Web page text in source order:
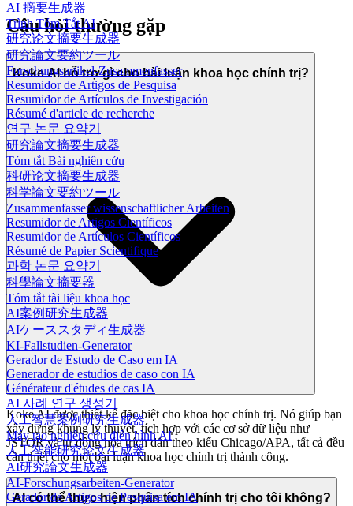
AI 摘要生成器
Trình Tóm Tắt AI
研究论文摘要生成器
研究論文要約ツール
Forschungsartikel-Zusammenfasser
Resumidor de Artigos de Pesquisa
Resumidor de Artículos de Investigación
Résumé d'article de recherche
연구 논문 요약기
研究論文摘要生成器
Tóm tắt Bài nghiên cứu
科研论文摘要生成器
科学論文要約ツール
Zusammenfasser wissenschaftlicher Arbeiten
Resumidor de Artigos Científicos
Resumidor de Artículos Científicos
Résumé de Papier Scientifique
과학 논문 요약기
科學論文摘要器
Tóm tắt tài liệu khoa học
AI案例研究生成器
AIケーススタディ生成器
KI-Fallstudien-Generator
Gerador de Estudo de Caso em IA
Generador de estudios de caso con IA
Générateur d'études de cas IA
AI 사례 연구 생성기
人工智慧案例研究生成器
Máy tạo nghiên cứu điển hình AI
人工智能研究论文生成器
AI研究論文生成器
AI-Forschungsarbeiten-Generator
Gerador de Artigos de Pesquisa em IA
Câu hỏi thường gặp
Koke AI hỗ trợ gì cho bài luận khoa học chính trị?
Koke AI được thiết kế đặc biệt cho khoa học chính trị. Nó giúp bạn
xây dựng khung lý thuyết, tích hợp với các cơ sở dữ liệu như
JSTOR và tự động hóa trích dẫn theo kiểu Chicago/APA, tất cả đều
cần thiết cho một bài luận khoa học chính trị thành công.
AI có thể thực hiện phân tích chính trị cho tôi không?